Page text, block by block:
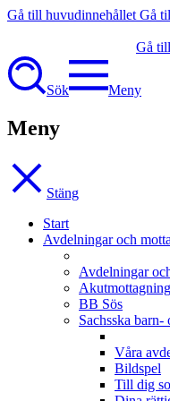
Gå till huvudinnehållet Gå
Gå
Sök Meny
Meny
Stäng
Start
Avdelningar och
Avdelningar
BB Sös
Sachsska
Våra
Bildspel
Till dig